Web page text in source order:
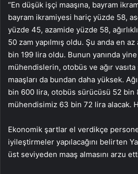
“En düşük işçi maaşına, bayram
bayram ikramiyesi hariç yüzde 58,
yüzde 45, azamide yüzde 58,
50 zam yapılmış oldu. Şu anda en az
bin 199 lira oldu. Bunun yanında
mühendislerin, otobüs ve ağır
maaşları da bundan daha yüksek.
bin 600 lira, otobüs sürücüsü 52 bin
mühendisimiz 63 bin 72 lira alacak.
Ekonomik şartlar el verdikçe
iyileştirmeler yapılacağını belirten
üst seviyeden maaş almasını arzu